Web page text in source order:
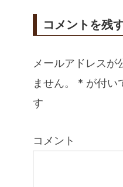
コメントを残
メールアドレスが
ません。
* が付い
す
コメント